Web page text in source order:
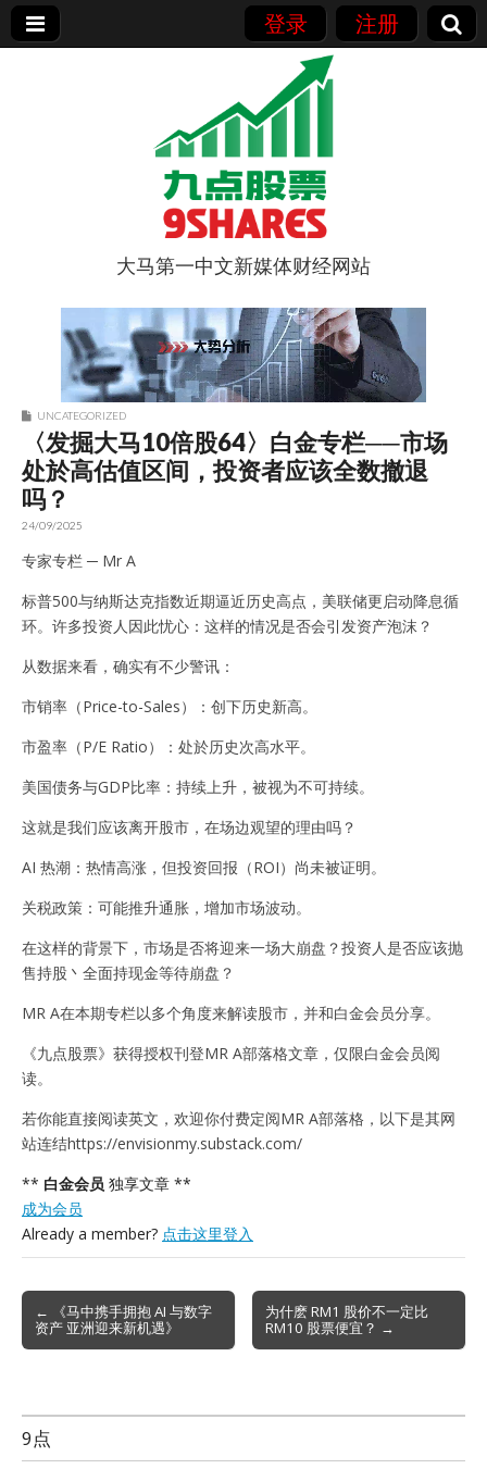
登录 注册
9点股票
大马第一中文新媒体财经网站
UNCATEGORIZED
〈发掘大马10倍股64〉白金专栏──市场
处於高估值区间，投资者应该全数撤退
吗？
24/09/2025
专家专栏 ─ Mr A
标普500与纳斯达克指数近期逼近历史高点，美联储更启动降息循
环。许多投资人因此忧心：这样的情况是否会引发资产泡沫？
从数据来看，确实有不少警讯：
市销率（Price-to-Sales）：创下历史新高。
市盈率（P/E Ratio）：处於历史次高水平。
美国债务与GDP比率：持续上升，被视为不可持续。
这就是我们应该离开股市，在场边观望的理由吗？
AI 热潮：热情高涨，但投资回报（ROI）尚未被证明。
关税政策：可能推升通胀，增加市场波动。
在这样的背景下，市场是否将迎来一场大崩盘？投资人是否应该抛
售持股丶全面持现金等待崩盘？
MR A在本期专栏以多个角度来解读股市，并和白金会员分享。
《九点股票》获得授权刊登MR A部落格文章，仅限白金会员阅
读。
若你能直接阅读英文，欢迎你付费定阅MR A部落格，以下是其网
站连结https://envisionmy.substack.com/
** 白金会员 独享文章 **
成为会员
Already a member? 点击这里登入
navigation
← 《马中携手拥抱 AI 与数字
资产 亚洲迎来新机遇》
为什麽 RM1 股价不一定比
RM10 股票便宜？ →
9点